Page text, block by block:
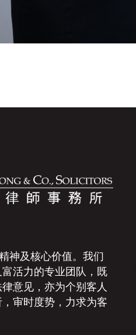
神及核心价值。我们
活力的专业团队，既
意见，亦为个别客人
审时度势，力求为客